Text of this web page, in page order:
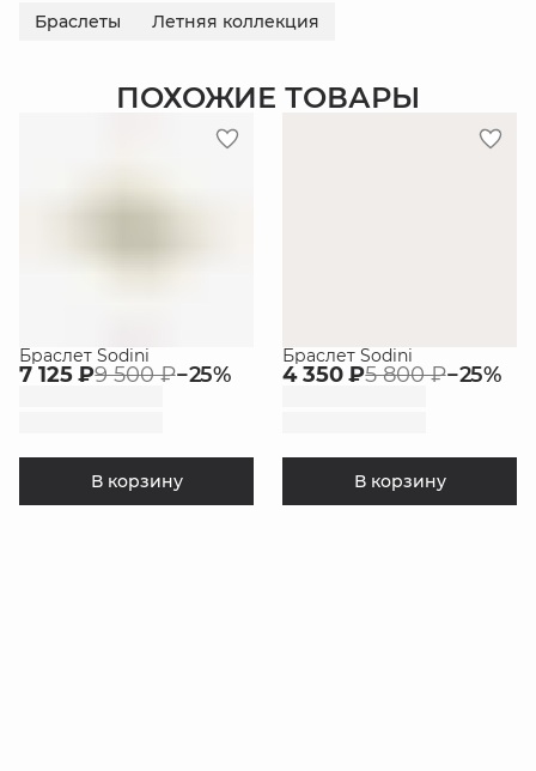
Браслеты Летняя коллекция
ПОХОЖИЕ ТОВАРЫ
Браслет Sodini
7 125 ₽9 500 ₽−25%
В корзину
Браслет Sodini
4 350 ₽5 800 ₽−25%
В корзину